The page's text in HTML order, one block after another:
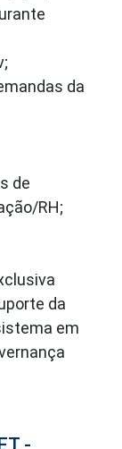
da
de
RH;
da
em